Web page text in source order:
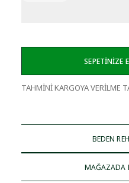
SEPETİNİZE
TAHMİNİ KARGOYA VERİLME
BEDEN
MAĞAZADA